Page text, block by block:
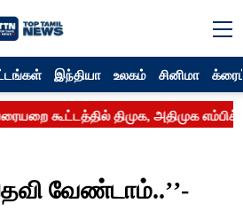
இந்தியா உலகம் சினிமா
வேண்டாம்..’’-